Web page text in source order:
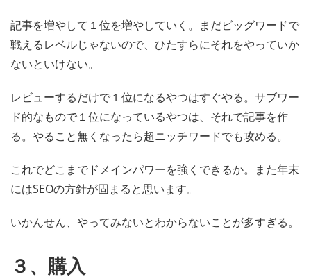
記事を増やして１位を増やしていく。まだビッグワードで
戦えるレベルじゃないので、ひたすらにそれをやっていか
ないといけない。
レビューするだけで１位になるやつはすぐやる。サブワー
ド的なもので１位になっているやつは、それで記事を作
る。やること無くなったら超ニッチワードでも攻める。
これでどこまでドメインパワーを強くできるか。また年末
にはSEOの方針が固まると思います。
いかんせん、やってみないとわからないことが多すぎる。
３、購入